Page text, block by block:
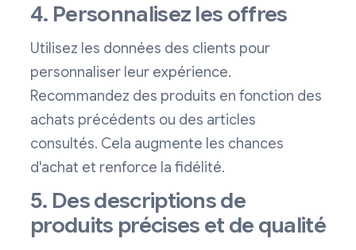
4. Personnalisez les offres
Utilisez les données des clients pour
personnaliser leur expérience.
Recommandez des produits en fonction des
achats précédents ou des articles
consultés. Cela augmente les chances
d'achat et renforce la fidélité.
5. Des descriptions de
produits précises et de qualité